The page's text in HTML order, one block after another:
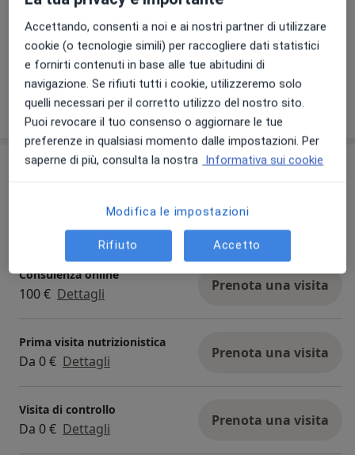
Visualizza galleria (4)
Mostra dettaglisull'esperienza
Prestazioni e prezzi
Dettagli
Prenota una visita
Consulenza online
100 € Dettagli Prenota una visita
Prima visita nutrizionistica
Da 0 € Dettagli Prenota una visita
Visita di controllo
Da 0 € Dettagli Prenota una visita
Accettando, consenti a noi e ai nostri partner di utilizzare
cookie (o tecnologie simili) per raccogliere dati statistici
e fornirti contenuti in base alle tue abitudini di
navigazione. Se rifiuti tutti i cookie, utilizzeremo solo
quelli necessari per il corretto utilizzo del nostro sito.
Puoi revocare il tuo consenso o aggiornare le tue
preferenze in qualsiasi momento dalle impostazioni. Per
saperne di più, consulta la nostra Informativa sui cookie
Modifica le impostazioni
Rifiuto Accetto